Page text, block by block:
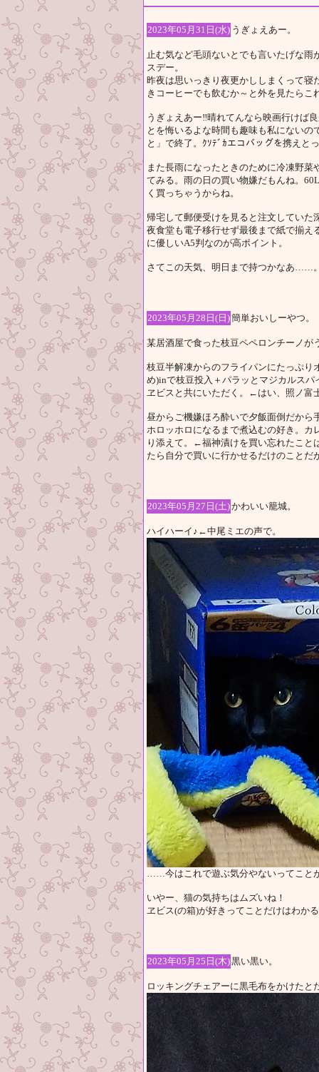
2023年05月31日(水) うぎょえあー。
止む気など毛頭ないとでも言いたげな雨
スデー。
昨夜は思いっきり夜更かししまくって
きコーヒーでも飲むか～と外を見たらこ
うぎょえあー‼晴れてんなら映画行けば
とを悔いるよな時間も趣味も私にない
と」で終了。ｸｿﾃﾞｶエコバッグを携えと
また長雨になったときのために冷凍野
てみる。雨の日の買い物嫌だもんね。
く買っちゃうからね。
帰宅して郵便受けを見ると注文してい
夜食堂も電子移行せず最後まで紙で揃
に優しいA5判なのが高ポイント。
さてこの天気、明日まで持つかなあ……
2023年05月28日(日)簡単おいしーやつ。
某居酒屋で食った枝豆ペペロンチーノが
枝豆半解凍からのフライパンにたっぷり
め)inで枝豆投入＋パラッとマジカルス
ヱビスと共にいただく。←はい、照ノ富
昼からご機嫌ほろ酔いで夕飯面倒だから
ホロッホロになるまで煮込むの好き。
り添えて。←福神漬けを買い忘れたこと
たら自分で買いに行かせるだけのことだ
2023年05月27日(土)かわいい籠城。
ハイハーイ♪←中尾ミエの声で。
……今はこれで遊ぶ気分やないってこと
いやー、猫の気持ちはムズいね！
ヱビス(の箱)が好きってことだけはわか
2023年05月25日(木)黒い黒い。
ロッキングチェアーに黒毛布をかけたと